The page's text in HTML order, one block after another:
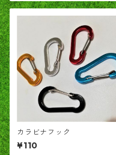
カラビナフック
¥110